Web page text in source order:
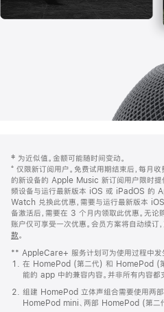
页
页
脚
注
‡ 为近似值。金额可能随时间变动。
⁺ 仅限新订阅用户。免费试用期结束后，每月
的新设备的 Apple Music 新订阅用户限时提
频设备与运行最新版本 iOS 或 iPadOS 的
Watch 兑换此优惠，需要与运行最新版本
备激活后，需要在 3 个月内领取此优惠。无
账户仅可享受一次优惠。会员方案将自动续订
款。
窗
口
中
打
开)
** AppleCare+ 服务计划可为使用过程中发
在 HomePod (第二代) 和 HomePod (第
能的 app 中的兼容内容。并非所有内容都
组建 HomePod 立体声组合需要使用两
HomePod mini、两部 HomePod (第二